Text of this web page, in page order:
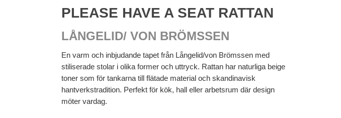
PLEASE HAVE A SEAT RATTAN
LÅNGELID/ VON BRÖMSSEN
En varm och inbjudande tapet från Långelid/von Brömssen med
stiliserade stolar i olika former och uttryck. Rattan har naturliga beige
toner som för tankarna till flätade material och skandinavisk
hantverkstradition. Perfekt för kök, hall eller arbetsrum där design
möter vardag.